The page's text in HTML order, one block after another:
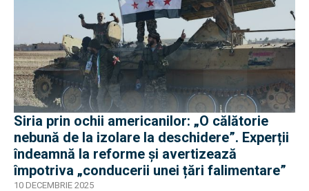
Siria prin ochii americanilor: „O călătorie
nebună de la izolare la deschidere”. Experții
îndeamnă la reforme și avertizează
împotriva „conducerii unei țări falimentare”
10 DECEMBRIE 2025